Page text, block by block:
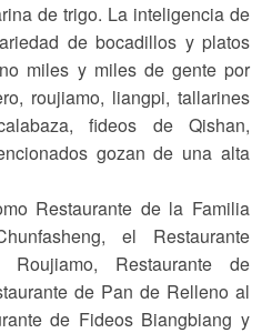
de trigo. La inteligencia de
de bocadillos y platos
miles y miles de gente por
roujiamo, liangpi, tallarines
fideos de Qishan,
gozan de una alta
Restaurante de la Familia
el Restaurante
Roujiamo, Restaurante de
de Pan de Relleno al
de Fideos Biangbiang y